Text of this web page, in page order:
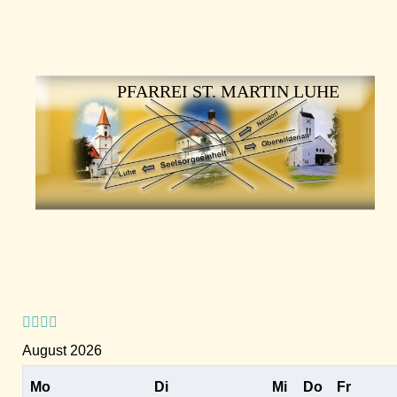
PFARREI ST. MARTIN LUHE
August 2026
Mo Di Mi Do Fr